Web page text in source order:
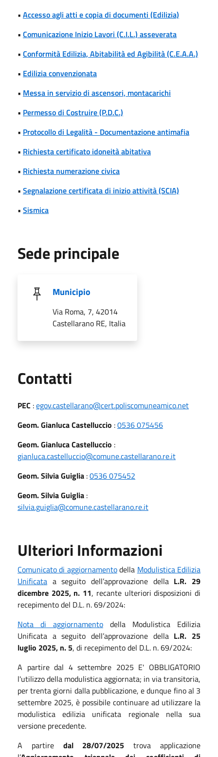
• Accesso agli atti e copia di documenti (Edilizia)
• Comunicazione Inizio Lavori (C.I.L.) asseverata
• Conformità Edilizia, Abitabilità ed Agibilità (C.E.A.A.)
• Edilizia convenzionata
• Messa in servizio di ascensori, montacarichi
• Permesso di Costruire (P.D.C.)
• Protocollo di Legalità - Documentazione antimafia
• Richiesta certificato idoneità abitativa
• Richiesta numerazione civica
• Segnalazione certificata di inizio attività (SCIA)
• Sismica
Sede principale
Municipio
Via Roma, 7, 42014
Castellarano RE, Italia
Contatti
PEC :egov.castellarano@cert.poliscomuneamico.net
Geom. Gianluca Castelluccio :0536 075456
Geom. Gianluca Castelluccio :
gianluca.castelluccio@comune.castellarano.re.it
Geom. Silvia Guiglia :0536 075452
Geom. Silvia Guiglia :
silvia.guiglia@comune.castellarano.re.it
Ulteriori Informazioni
Comunicato di aggiornamentodella Modulistica Edilizia
Unificata a seguito dell’approvazione della L.R. 29
dicembre 2025, n. 11, recante ulteriori disposizioni di
recepimento del D.L. n. 69/2024:
Nota di aggiornamento della Modulistica Edilizia
Unificata a seguito dell’approvazione della L.R. 25
luglio 2025, n. 5, di recepimento del D.L. n. 69/2024:
A partire dal 4 settembre 2025 E' OBBLIGATORIO
l'utilizzo della modulistica aggiornata; in via transitoria,
per trenta giorni dalla pubblicazione, e dunque fino al 3
settembre 2025, è possibile continuare ad utilizzare la
modulistica edilizia unificata regionale nella sua
versione precedente.
A partire dal 28/07/2025 trova applicazione